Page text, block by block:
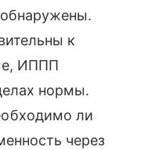
к
ИППП
нормы.
ли
через